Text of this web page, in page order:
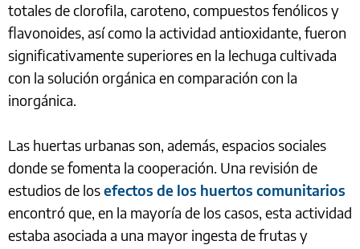
totales de clorofila, caroteno, compuestos fenólicos y
flavonoides, así como la actividad antioxidante, fueron
significativamente superiores en la lechuga cultivada
con la solución orgánica en comparación con la
inorgánica.
Las huertas urbanas son, además, espacios sociales
donde se fomenta la cooperación. Una revisión de
estudios de losefectos de los huertos comunitarios
encontró que, en la mayoría de los casos, esta actividad
estaba asociada a una mayor ingesta de frutas y